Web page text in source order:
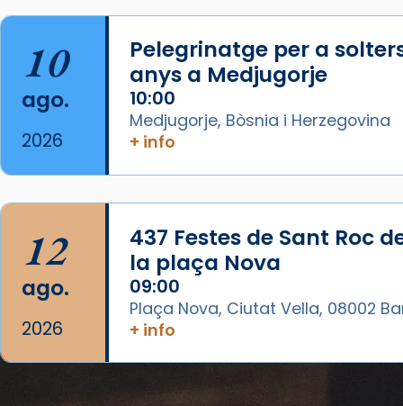
1 week ago
Aquest dilluns, 27 de juliol, ha
tingut lloc la missa d’acció de
gràcies en agraïment al comitè
organitzador de la visita
apostòlica del Sant Pare Lleó XIV
a Barcelona, i als col·laboradors,
a la Catedral de Barcelona.
L’arquebisbe de Barcelona, el
cardenal Joan Josep Omella, ha
presidit la missa i l’ha
concelebrat el bisbe auxiliar de
Barcelona, Mons. David Abadías.
📸 Dr. G. Simón
10
ago.
2026
Pelegrinatge per a
anys a Medjugorje
10:00
Medjugorje, Bòsnia i Herzegovina
+ info
12
ago.
2026
437 Festes de Sant Roc
la plaça Nova
09:00
Plaça Nova, Ciutat Vella, 08002
+ info